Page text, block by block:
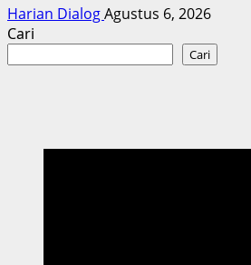
Harian DialogAgustus 6, 2026
Cari
Cari